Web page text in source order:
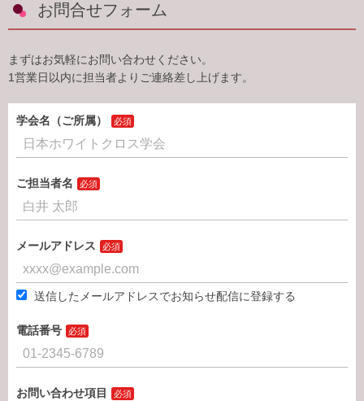
お問合せフォーム
まずはお気軽にお問い合わせください。
1営業日以内に担当者よりご連絡差し上げます。
学会名（ご所属）
ご担当者名
メールアドレス
送信したメールアドレスでお知らせ配信に登録する
電話番号
お問い合わせ項目